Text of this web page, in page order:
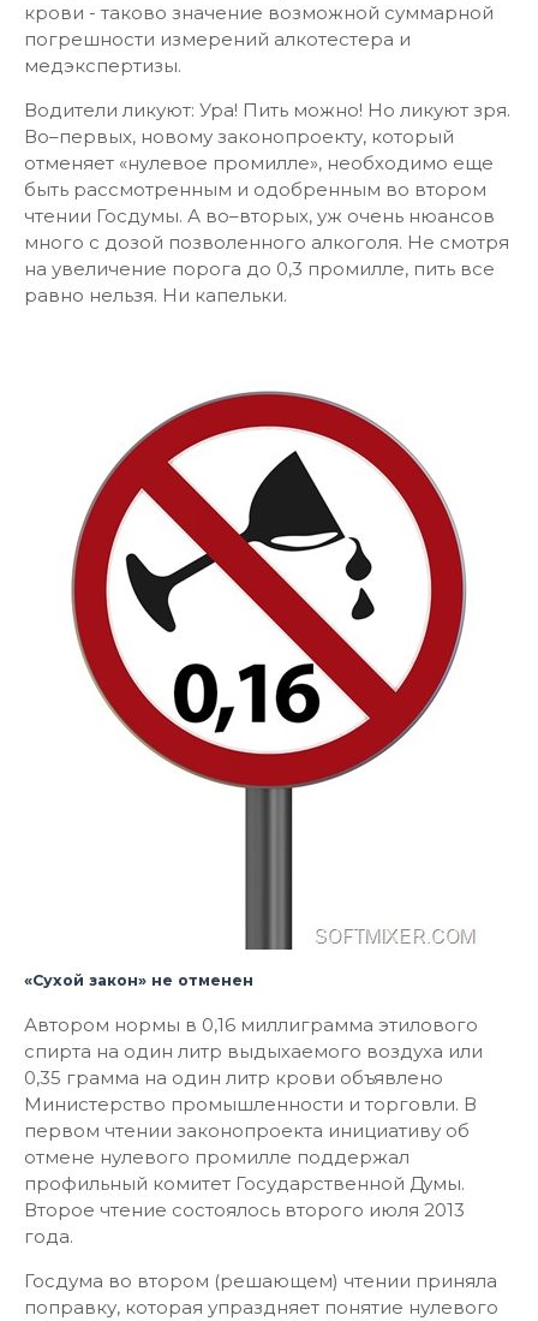
крови - таково значение возможной суммарной
погрешности измерений алкотестера и
медэкспертизы.
Водители ликуют: Ура! Пить можно! Но ликуют зря.
Во–первых, новому законопроекту, который
отменяет «нулевое промилле», необходимо еще
быть рассмотренным и одобренным во втором
чтении Госдумы. А во–вторых, уж очень нюансов
много с дозой позволенного алкоголя. Не смотря
на увеличение порога до 0,3 промилле, пить все
равно нельзя. Ни капельки.
«Сухой закон» не отменен
Автором нормы в 0,16 миллиграмма этилового
спирта на один литр выдыхаемого воздуха или
0,35 грамма на один литр крови объявлено
Министерство промышленности и торговли. В
первом чтении законопроекта инициативу об
отмене нулевого промилле поддержал
профильный комитет Государственной Думы.
Второе чтение состоялось второго июля 2013
года.
Госдума во втором (решающем) чтении приняла
поправку, которая упраздняет понятие нулевого